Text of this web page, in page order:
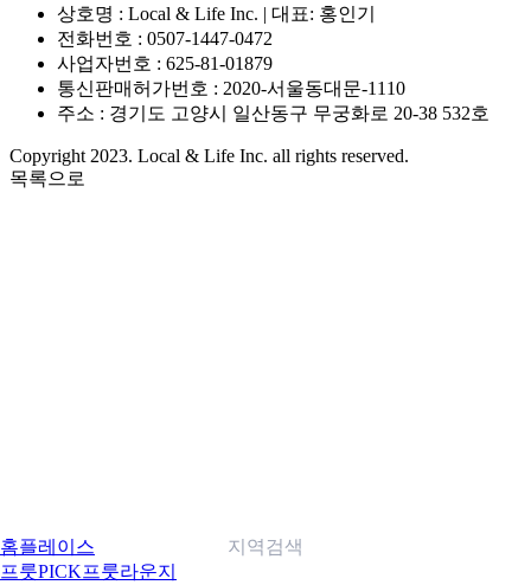
상호명 : Local & Life Inc. | 대표: 홍인기
전화번호 : 0507-1447-0472
사업자번호 : 625-81-01879
통신판매허가번호 : 2020-서울동대문-1110
주소 : 경기도 고양시 일산동구 무궁화로 20-38 532호
Copyright 2023. Local & Life Inc. all rights reserved.
목록으로
홈플레이스
프룻PICK프룻라운지
지역검색